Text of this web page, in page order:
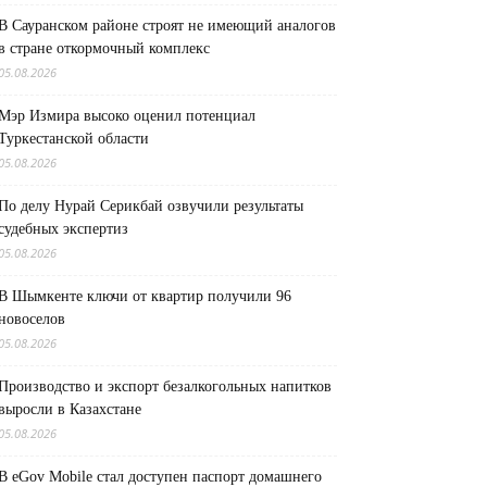
Сауранском районе строят не имеющий аналогов
стране откормочный комплекс
Измира высоко оценил потенциал
области
делу Нурай Серикбай озвучили результаты
экспертиз
Шымкенте ключи от квартир получили 96
и экспорт безалкогольных напитков
в Казахстане
eGov Mobile стал доступен паспорт домашнего